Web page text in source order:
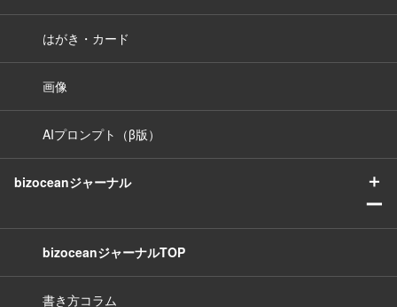
はがき・カード
画像
AIプロンプト（β版）
bizoceanジャーナル
＋
ー
bizoceanジャーナルTOP
書き方コラム